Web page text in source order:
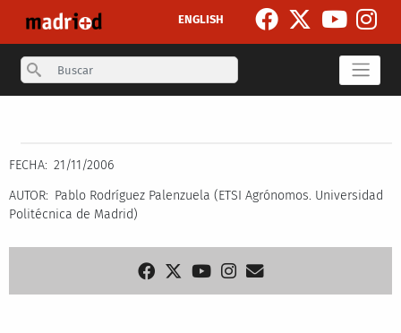
ENGLISH
Search
FECHA
21/11/2006
AUTOR
Pablo Rodríguez Palenzuela (ETSI Agrónomos. Universidad
Politécnica de Madrid)